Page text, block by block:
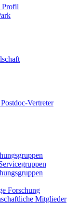
Profil
Vertreter
Forschung
Mitglieder